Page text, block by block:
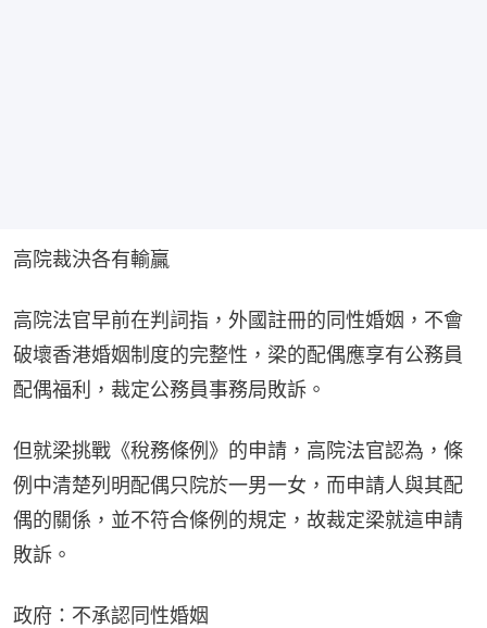
高院裁決各有輸贏
高院法官早前在判詞指，外國註冊的同性婚姻，不會
破壞香港婚姻制度的完整性，梁的配偶應享有公務員
配偶福利，裁定公務員事務局敗訴。
但就梁挑戰《稅務條例》的申請，高院法官認為，條
例中清楚列明配偶只院於一男一女，而申請人與其配
偶的關係，並不符合條例的規定，故裁定梁就這申請
敗訴。
政府：不承認同性婚姻